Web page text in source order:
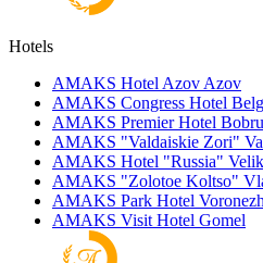
Hotels
AMAKS Hotel Azov Azov
AMAKS Congress Hotel
AMAKS Premier Hotel
AMAKS "Valdaiskie Zori"
AMAKS Hotel "Russia"
AMAKS "Zolotoe Koltso"
AMAKS Park Hotel Voronezh
AMAKS Visit Hotel Gomel